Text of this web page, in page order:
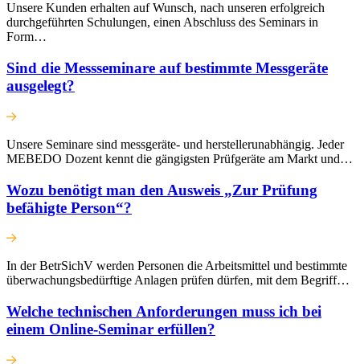
Unsere Kunden erhalten auf Wunsch, nach unseren erfolgreich
durchgeführten Schulungen, einen Abschluss des Seminars in
Form…
Sind die Messseminare auf bestimmte Messgeräte
ausgelegt?
Unsere Seminare sind messgeräte- und herstellerunabhängig. Jeder
MEBEDO Dozent kennt die gängigsten Prüfgeräte am Markt und…
Wozu benötigt man den Ausweis „Zur Prüfung
befähigte Person“?
In der BetrSichV werden Personen die Arbeitsmittel und bestimmte
überwachungsbedürftige Anlagen prüfen dürfen, mit dem Begriff…
Welche technischen Anforderungen muss ich bei
einem Online-Seminar erfüllen?